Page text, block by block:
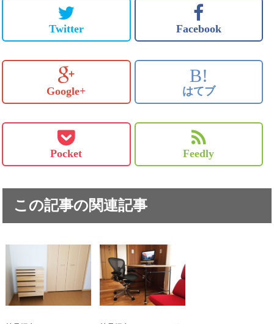
Twitter Facebook
Google+
B!
はてブ
Pocket Feedly
この記事の関連記事